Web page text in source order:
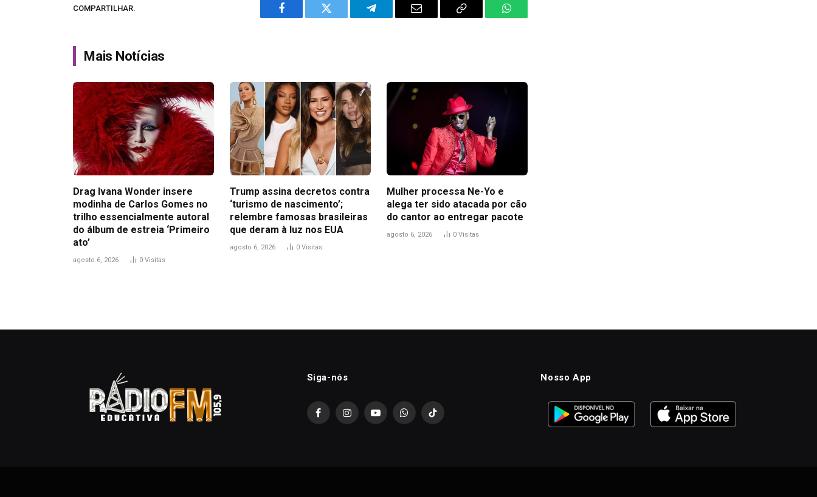
COMPARTILHAR.
Facebook Twitter Telegram Email
Copy
WhatsApp
Mais Notícias
Drag Ivana Wonder insere
modinha de Carlos Gomes no
trilho essencialmente autoral
do álbum de estreia ‘Primeiro
ato’
agosto 6, 2026 0 Visitas
Trump assina decretos contra
‘turismo de nascimento’;
relembre famosas brasileiras
que deram à luz nos EUA
agosto 6, 2026 0 Visitas
Mulher processa Ne-Yo e
alega ter sido atacada por cão
do cantor ao entregar pacote
agosto 6, 2026 0 Visitas
Siga-nós
FacebookInstagramYouTubeWhatsAppTikTok
Nosso App